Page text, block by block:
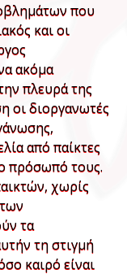
που
και οι
ακόμα
πλευρά της
οι διοργανωτές
από παίκτες
πρόσωπό τους.
χωρίς
τα
τη στιγμή
καιρό είναι